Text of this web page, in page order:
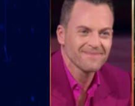
e madh
apo